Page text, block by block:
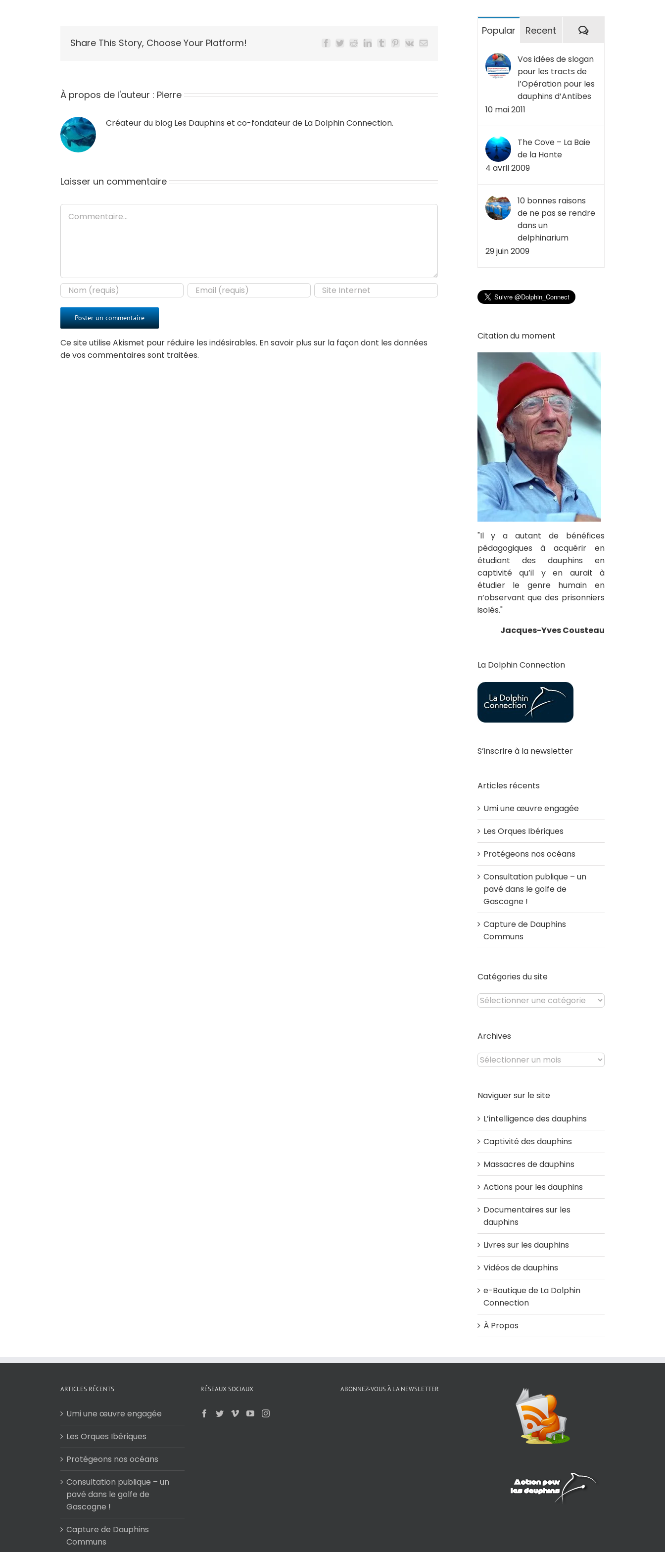
Share This Story, Choose Your Platform! Facebook
TwitterRedditLinkedIn
TumblrPinterest
Vk Email
À propos de l'auteur : Pierre
Créateur du blog Les Dauphins et co-fondateur de La Dolphin Connection.
Laisser un commentaire
Commentaire
Ce site utilise Akismet pour réduire les indésirables. En savoir plus sur la façon dont les données
de vos commentaires sont traitées.
Popular Recent Commentaires
Vos idées de slogan
pour les tracts de
l’Opération pour les
dauphins d’Antibes
10 mai 2011
The Cove – La Baie
de la Honte
4 avril 2009
10 bonnes raisons
de ne pas se rendre
dans un
delphinarium
29 juin 2009
Citation du moment
"Il y a autant de bénéfices
pédagogiques à acquérir en
étudiant des dauphins en
captivité qu’il y en aurait à
étudier le genre humain en
n’observant que des prisonniers
isolés."
Jacques-Yves Cousteau
La Dolphin Connection
S’inscrire à la newsletter
Articles récents
Umi une œuvre engagée
Les Orques Ibériques
Protégeons nos océans
Consultation publique – un
pavé dans le golfe de
Gascogne !
Capture de Dauphins
Communs
Catégories du site
Catégories
du
Archives
Archives
Naviguer sur le site
L’intelligence des dauphins
Captivité des dauphins
Massacres de dauphins
Actions pour les dauphins
Documentaires sur les
dauphins
Livres sur les dauphins
Vidéos de dauphins
e-Boutique de La Dolphin
Connection
À Propos
ARTICLES RÉCENTS
Umi une œuvre engagée
Les Orques Ibériques
Protégeons nos océans
Consultation publique – un
pavé dans le golfe de
Gascogne !
Capture de Dauphins
Communs
RÉSEAUX SOCIAUX ABONNEZ-VOUS À LA NEWSLETTER